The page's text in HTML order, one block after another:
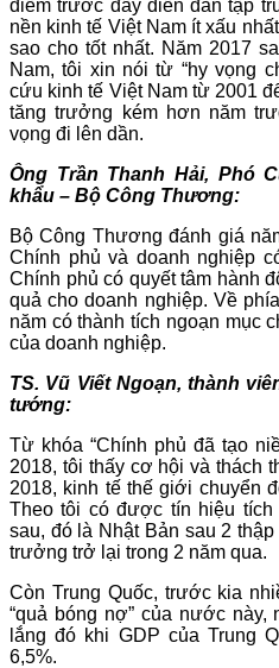
điểm trước đây diễn đàn tập
nền kinh tế Việt Nam ít xấu
sao cho tốt nhất. Năm 2017
Nam, tôi xin nói từ “hy vọng
cứu kinh tế Việt Nam từ 2001
tăng trưởng kém hơn năm
vọng đi lên dần.
Ông Trần Thanh Hải, Phó
khẩu – Bộ Công Thương:
Bộ Công Thương đánh giá
Chính phủ và doanh nghiệp
Chính phủ có quyết tâm hành
quả cho doanh nghiệp. Về
năm có thành tích ngoạn mục
của doanh nghiệp.
TS. Vũ Viết Ngoạn, thành
tướng:
Từ khóa “Chính phủ đã tạo
2018, tôi thấy cơ hội và thách
2018, kinh tế thế giới chuyển
Theo tôi có được tín hiệu
sau, đó là Nhật Bản sau 2
trưởng trở lại trong 2 năm qua.
Còn Trung Quốc, trước kia
“quả bóng nợ” của nước
lắng đó khi GDP của Trung
6,5%.